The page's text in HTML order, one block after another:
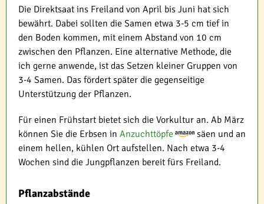
Die Direktsaat ins Freiland von April bis Juni hat sich
bewährt. Dabei sollten die Samen etwa 3-5 cm tief in
den Boden kommen, mit einem Abstand von 10 cm
zwischen den Pflanzen. Eine alternative Methode, die
ich gerne anwende, ist das Setzen kleiner Gruppen von
3-4 Samen. Das fördert später die gegenseitige
Unterstützung der Pflanzen.
Für einen Frühstart bietet sich die Vorkultur an. Ab März
können Sie die Erbsen in Anzuchttöpfe
säen und an
einem hellen, kühlen Ort aufstellen. Nach etwa 3-4
Wochen sind die Jungpflanzen bereit fürs Freiland.
Pflanzabstände